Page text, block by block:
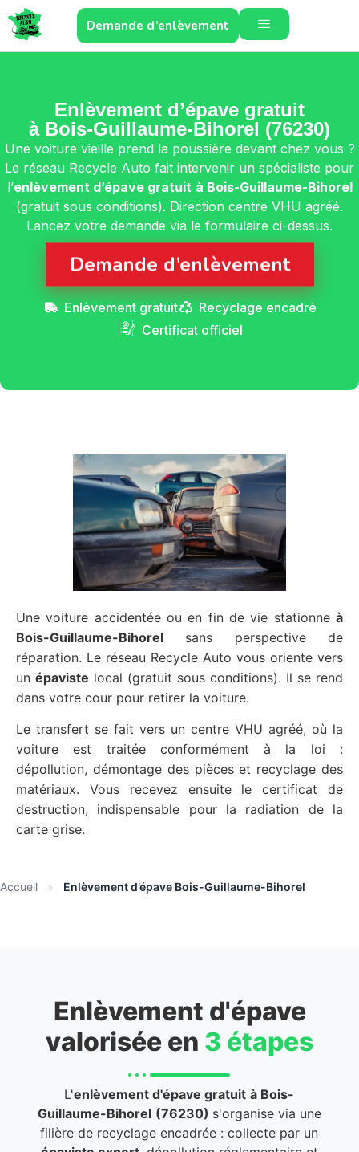
Demande d’enlèvement
Enlèvement d’épave gratuit
à Bois-Guillaume-Bihorel (76230)
Une voiture vieille prend la poussière devant chez vous ?
Le réseau Recycle Auto fait intervenir un spécialiste pour
l’enlèvement d’épave gratuit à Bois-Guillaume-Bihorel
(gratuit sous conditions). Direction centre VHU agréé.
Lancez votre demande via le formulaire ci-dessus.
Demande d’enlèvement
Enlèvement gratuit
Recyclage encadré
Certificat officiel
Une voiture accidentée ou en fin de vie stationne à
Bois-Guillaume-Bihorel sans perspective de
réparation. Le réseau Recycle Auto vous oriente vers
un épaviste local (gratuit sous conditions). Il se rend
dans votre cour pour retirer la voiture.
Le transfert se fait vers un centre VHU agréé, où la
voiture est traitée conformément à la loi :
dépollution, démontage des pièces et recyclage des
matériaux. Vous recevez ensuite le certificat de
destruction, indispensable pour la radiation de la
carte grise.
Accueil » Enlèvement d’épave Bois-Guillaume-Bihorel
Enlèvement d'épave
valorisée en 3 étapes
L'enlèvement d'épave gratuit à Bois-
Guillaume-Bihorel (76230) s'organise via une
filière de recyclage encadrée : collecte par un